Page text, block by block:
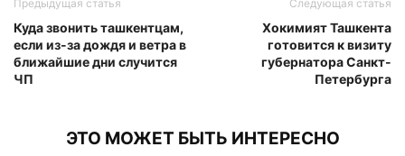
Предыдущая статья
Куда звонить ташкентцам,
если из-за дождя и ветра в
ближайшие дни случится
ЧП
Следующая статья
Хокимият Ташкента
готовится к визиту
губернатора Санкт-
Петербурга
ЭТО МОЖЕТ БЫТЬ ИНТЕРЕСНО